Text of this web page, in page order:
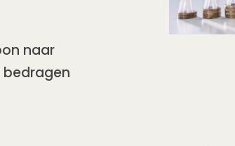
naar
bedragen